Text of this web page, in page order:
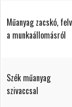
Műanyag zacskó,
a munkaállomásról
Szék műanyag
szivaccsal